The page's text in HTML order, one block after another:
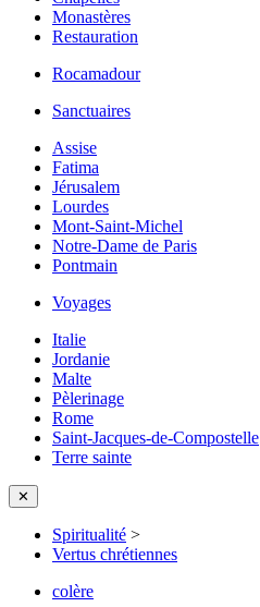
Monastères
Restauration
Rocamadour
Sanctuaires
Assise
Fatima
Jérusalem
Lourdes
Mont-Saint-Michel
Notre-Dame de Paris
Pontmain
Voyages
Italie
Jordanie
Malte
Pèlerinage
Rome
Saint-Jacques-de-Compostelle
Terre sainte
✕
Spiritualité >
Vertus chrétiennes
colère